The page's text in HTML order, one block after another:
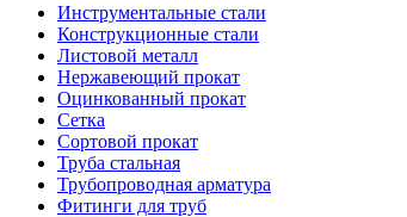
Инструментальные стали
Конструкционные стали
Листовой металл
Нержавеющий прокат
Оцинкованный прокат
Сетка
Сортовой прокат
Труба стальная
Трубопроводная арматура
Фитинги для труб